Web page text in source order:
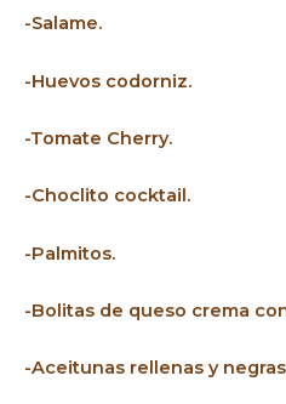
-Salame.
-Huevos codorniz.
-Tomate Cherry.
-Choclito cocktail.
-Palmitos.
-Bolitas de queso crema
-Aceitunas rellenas y negras